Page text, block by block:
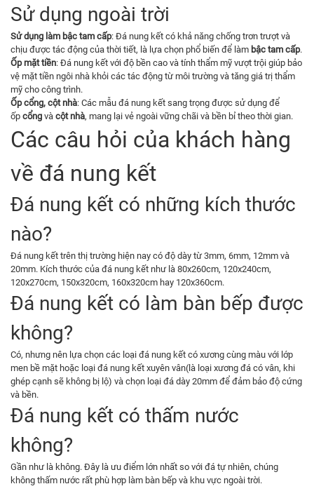
Sử dụng ngoài trời
Sử dụng làm bậc tam cấp: Đá nung kết có khả năng chống trơn trượt và
chịu được tác động của thời tiết, là lựa chọn phổ biến để làm bậc tam cấp.
Ốp mặt tiền: Đá nung kết với độ bền cao và tính thẩm mỹ vượt trội giúp bảo
vệ mặt tiền ngôi nhà khỏi các tác động từ môi trường và tăng giá trị thẩm
mỹ cho công trình.
Ốp cổng, cột nhà: Các mẫu đá nung kết sang trọng được sử dụng để
ốp cổng và cột nhà, mang lại vẻ ngoài vững chãi và bền bỉ theo thời gian.
Các câu hỏi của khách hàng
về đá nung kết
Đá nung kết có những kích thước
nào?
Đá nung kết trên thị trường hiện nay có độ dày từ 3mm, 6mm, 12mm và
20mm. Kích thước của đá nung kết như là 80x260cm, 120x240cm,
120x270cm, 150x320cm, 160x320cm hay 120x360cm.
Đá nung kết có làm bàn bếp được
không?
Có, nhưng nên lựa chọn các loại đá nung kết có xương cùng màu với lớp
men bề mặt hoặc loại đá nung kết xuyên vân(là loại xương đá có vân, khi
ghép cạnh sẽ không bị lộ) và chọn loại đá dày 20mm để đảm bảo độ cứng
và bền.
Đá nung kết có thấm nước
không?
Gần như là không. Đây là ưu điểm lớn nhất so với đá tự nhiên, chúng
không thấm nước rất phù hợp làm bàn bếp và khu vực ngoài trời.